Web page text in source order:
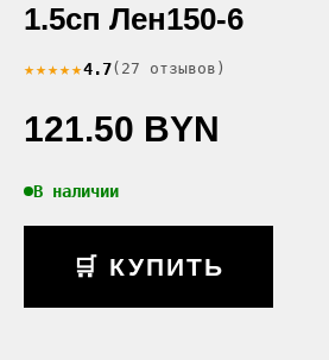
1.5сп Лен150-6
★★★★★4.7(27 отзывов)
121.50 BYN
В наличии
🛒 КУПИТЬ